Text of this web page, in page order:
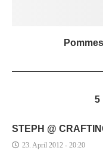
5
STEPH @
23. April 2012 - 20:20